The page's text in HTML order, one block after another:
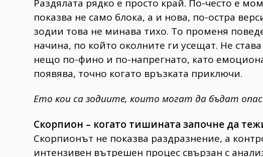
Раздялата рядко е просто край. По-често е
показва не само блока, а и нова, по-остра
зодии това не минава тихо. То променя
начина, по който околните ги усещат. Не
нещо по-фино и по-напрегнато, като
появява, точно когато връзката приключи.
Ето кои са зодиите, които могат да бъдат
Скорпион – когато тишината започне да
Скорпионът не показва раздразнение, а
интензивен вътрешен процес свързан с